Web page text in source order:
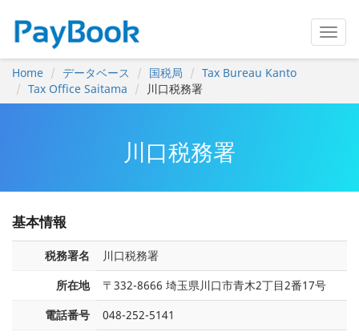
Home データベース 国税局
Tax Bureau Kanto
Tax Office Saitama
川口税務署
川口税務署
基本情報
税務署名
川口税務署
所在地
〒332-8666 埼玉県川口市青木2丁目2番17号
電話番号
048-252-5141